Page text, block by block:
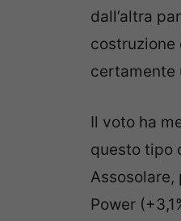
dall’altra
costruzione
certamente
Il voto ha
questo tipo
Power